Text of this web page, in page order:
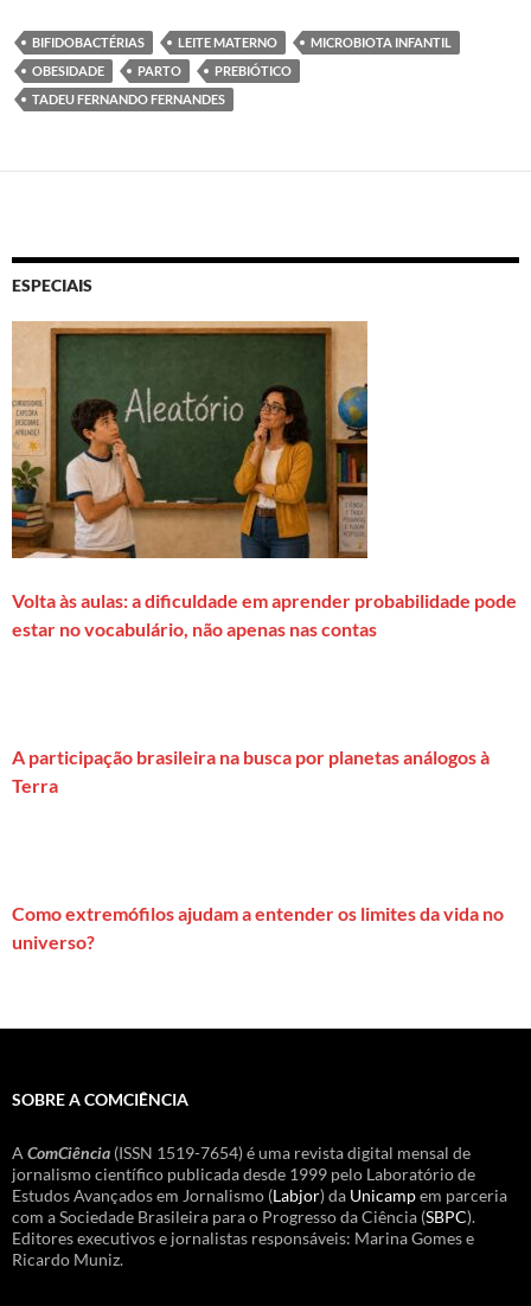
BIFIDOBACTÉRIAS LEITE MATERNO
MICROBIOTA INFANTIL
OBESIDADE
PARTO
PREBIÓTICO
TADEU FERNANDO FERNANDES
ESPECIAIS
Volta às aulas: a dificuldade em aprender probabilidade pode
estar no vocabulário, não apenas nas contas
A participação brasileira na busca por planetas análogos à
Terra
Como extremófilos ajudam a entender os limites da vida no
universo?
SOBRE A COMCIÊNCIA
A ComCiência (ISSN 1519-7654) é uma revista digital mensal de
jornalismo científico publicada desde 1999 pelo Laboratório de
Estudos Avançados em Jornalismo (Labjor) da Unicampem parceria
com a Sociedade Brasileira para o Progresso da Ciência (SBPC).
Editores executivos e jornalistas responsáveis: Marina Gomes e
Ricardo Muniz.